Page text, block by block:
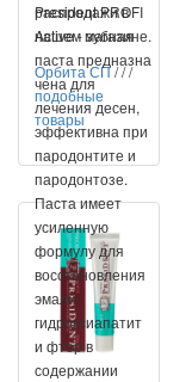
распродажи в
нашем магазине.
Орбита СП///
подобные
товары
President PROFI
Active - зубная
паста предназна
чена для
лечения десен,
эффективна при
пародонтите и
пародонтозе.
Паста имеет
усиленную
формулу для
восстановления
эмали:
гидроксиапатит
и фтор в
содержании